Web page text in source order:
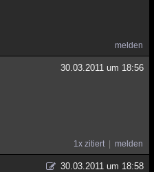
melden
30.03.2011 um 18:56
1x zitiert melden
30.03.2011 um 18:58